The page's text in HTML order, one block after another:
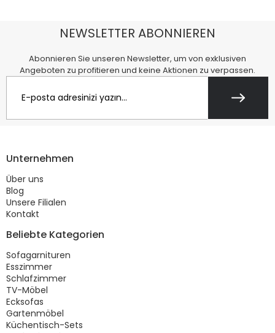
NEWSLETTER ABONNIEREN
Abonnieren Sie unseren Newsletter, um von exklusiven
Angeboten zu profitieren und keine Aktionen zu verpassen.
Unternehmen
Über uns
Blog
Unsere Filialen
Kontakt
Beliebte Kategorien
Sofagarnituren
Esszimmer
Schlafzimmer
TV-Möbel
Ecksofas
Gartenmöbel
Küchentisch-Sets